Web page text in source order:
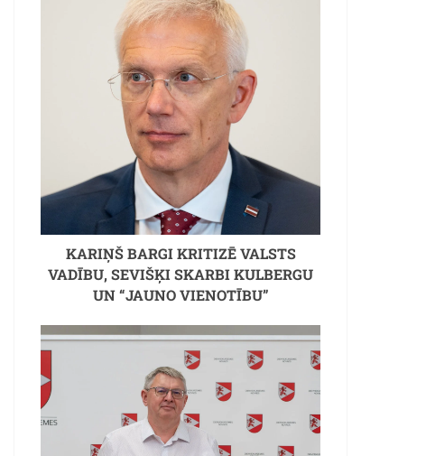
KARIŅŠ BARGI KRITIZĒ VALSTS
VADĪBU, SEVIŠĶI SKARBI KULBERGU
UN “JAUNO VIENOTĪBU”